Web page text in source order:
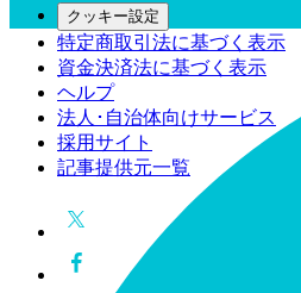
クッキー設定
特定商取引法に基づく表示
資金決済法に基づく表示
ヘルプ
法人･自治体向けサービス
採用サイト
記事提供元一覧